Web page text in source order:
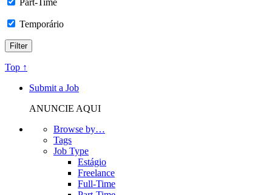
Temporário
Top ↑
Submit a Job
ANUNCIE AQUI
Browse by…
Tags
Job Type
Estágio
Freelance
Full-Time